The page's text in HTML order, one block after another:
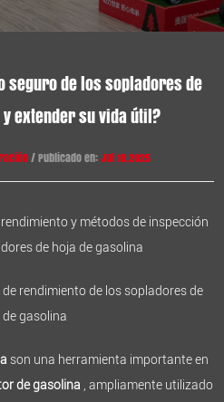
seguro de los sopladores de
extender su vida útil?
/ Publicado en:Jul 18,2025
y métodos de inspección
de hoja de gasolina
rendimiento de los sopladores de
de gasolina
son una herramienta importante en
de gasolina
, ampliamente utilizado